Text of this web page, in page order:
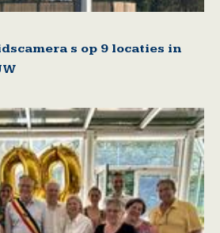
s op 9 locaties in